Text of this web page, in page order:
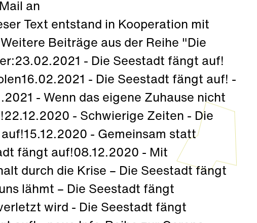
an
Text entstand in Kooperation mit
Beiträge aus der Reihe "Die
- Die Seestadt fängt auf!
- Die Seestadt fängt auf! -
- Wenn das eigene Zuhause nicht
- Schwierige Zeiten - Die
- Gemeinsam statt
fängt auf!08.12.2020 - Mit
durch die Krise – Die Seestadt fängt
lähmt – Die Seestadt fängt
wird - Die Seestadt fängt